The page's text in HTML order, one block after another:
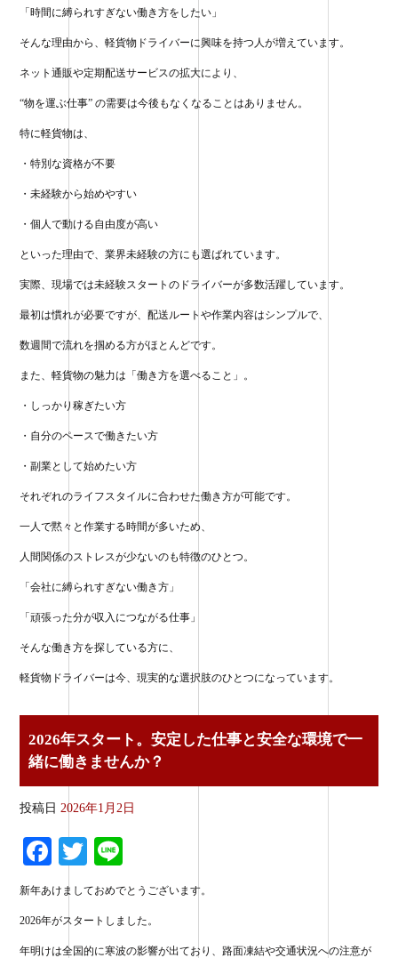
ok r
「時間に縛られすぎない働き方をしたい」
そんな理由から、軽貨物ドライバーに興味を持つ人が増えています。
ネット通販や定期配送サービスの拡大により、
“物を運ぶ仕事” の需要は今後もなくなることはありません。
特に軽貨物は、
・特別な資格が不要
・未経験から始めやすい
・個人で動ける自由度が高い
といった理由で、業界未経験の方にも選ばれています。
実際、現場では未経験スタートのドライバーが多数活躍しています。
最初は慣れが必要ですが、配送ルートや作業内容はシンプルで、
数週間で流れを掴める方がほとんどです。
また、軽貨物の魅力は「働き方を選べること」。
・しっかり稼ぎたい方
・自分のペースで働きたい方
・副業として始めたい方
それぞれのライフスタイルに合わせた働き方が可能です。
一人で黙々と作業する時間が多いため、
人間関係のストレスが少ないのも特徴のひとつ。
「会社に縛られすぎない働き方」
「頑張った分が収入につながる仕事」
そんな働き方を探している方に、
軽貨物ドライバーは今、現実的な選択肢のひとつになっています。
2026年スタート。安定した仕事と安全な環境で一
緒に働きませんか？
投稿日 2026年1月2日
Fa
ce
bo
ok
T
wi
tte
ne
新年あけましておめでとうございます。
2026年がスタートしました。
年明けは全国的に寒波の影響が出ており、路面凍結や交通状況への注意が